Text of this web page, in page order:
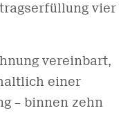
vier
vereinbart,
einer
– binnen zehn